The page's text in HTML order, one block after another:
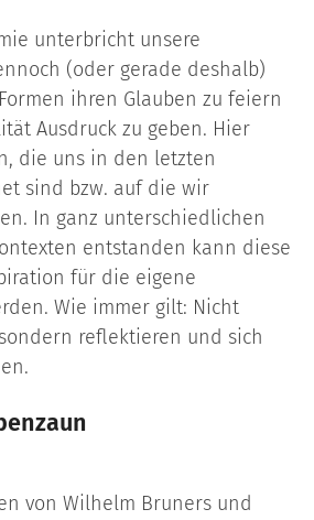
unterbricht unsere
(oder gerade deshalb)
ihren Glauben zu feiern
Ausdruck zu geben. Hier
die uns in den letzten
sind bzw. auf die wir
In ganz unterschiedlichen
entstanden kann diese
für die eigene
Wie immer gilt: Nicht
reflektieren und sich
von Wilhelm Bruners und